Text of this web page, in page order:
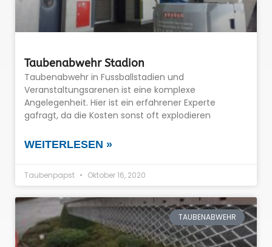
Taubenabwehr Stadion
Taubenabwehr in Fussballstadien und
Veranstaltungsarenen ist eine komplexe
Angelegenheit. Hier ist ein erfahrener Experte
gafragt, da die Kosten sonst oft explodieren
WEITERLESEN »
Taubenpapst Oktober 16, 2020
TAUBENABWEHR